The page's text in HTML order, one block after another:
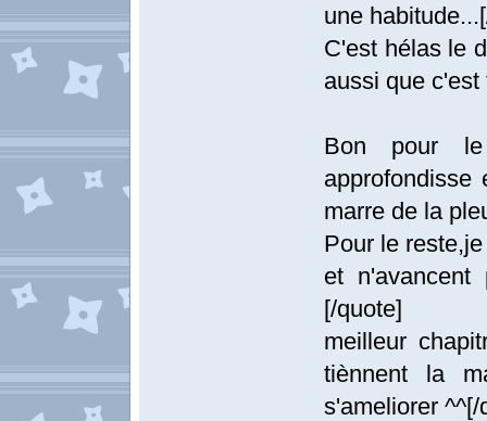
une
C'est hélas le
aussi que
Bon pour
approfondisse
marre de la
Pour le
et
[/quote]
meilleur
tiènnent la
s'ameliorer ^^[/